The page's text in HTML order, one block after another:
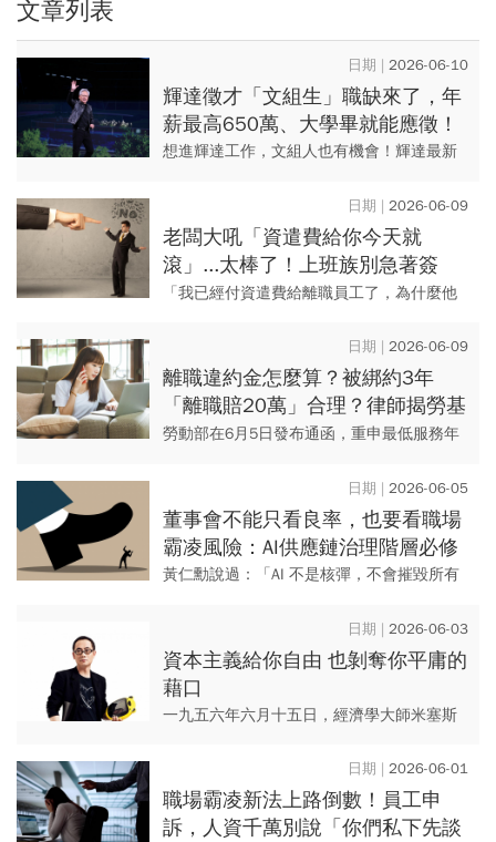
文章列表
2026-06-10
輝達徵才「文組生」職缺來了，年
薪最高650萬、大學畢就能應徵！
黃仁勳要的員工最值錢3技能曝光
想進輝達工作，文組人也有機會！輝達最新
2026-06-09
老闆大吼「資遣費給你今天就
滾」...太棒了！上班族別急著簽
「自願離職」，1招拿資遣費又能
「我已經付資遣費給離職員工了，為什麼他
悉多年的中小企業老闆滿臉不解且帶著對司
法不諒解的情緒問我...
2026-06-09
離職違約金怎麼算？被綁約3年
「離職賠20萬」合理？律師揭勞基
法最低服務年限條款：收存證信函
勞動部在6月5日發布通函，重申最低服務年
不合理條款加以限制。 依勞動基準法第15條
之1規定，雇主...
2026-06-05
董事會不能只看良率，也要看職場
霸凌風險：AI供應鏈治理階層必修
的職安法新課題
黃仁勳說過：「AI 不是核彈，不會摧毀所有
行的職場霸凌新法恐怕會帶來核彈級威力。
2026-06-03
資本主義給你自由 也剝奪你平庸的
藉口
一九五六年六月十五日，經濟學大師米塞斯
進生活繁榮，為何大眾會產生反對情緒？制
度有待完善，逃避責...
2026-06-01
職場霸凌新法上路倒數！員工申
訴，人資千萬別說「你們私下先談